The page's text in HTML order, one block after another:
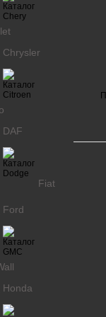
Chrysler
DAF
Fiat
Ford
Honda